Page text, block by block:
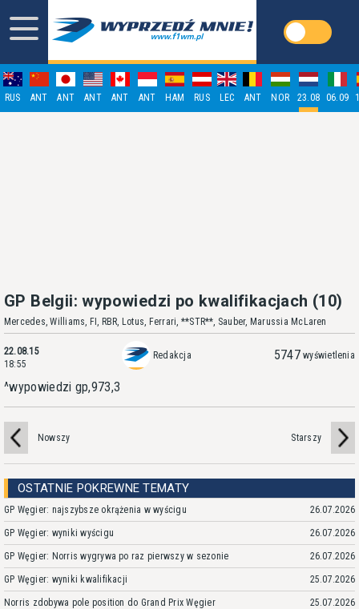
RUS ANT ANT ANT ANT ANT HAM RUS LEC ANT NOR 23.08 06.09
GP Belgii: wypowiedzi po kwalifikacjach (10)
Mercedes, Williams, FI, RBR, Lotus, Ferrari, **STR**, Sauber, Marussia McLaren
22.08.15
18:55
Redakcja 5747 wyświetlenia
^wypowiedzi gp,973,3
Nowszy Starszy
OSTATNIE POKREWNE TEMATY
GP Węgier: najszybsze okrążenia w wyścigu 26.07.2026
GP Węgier: wyniki wyścigu 26.07.2026
GP Węgier: Norris wygrywa po raz pierwszy w sezonie 26.07.2026
GP Węgier: wyniki kwalifikacji 25.07.2026
Norris zdobywa pole position do Grand Prix Węgier 25.07.2026